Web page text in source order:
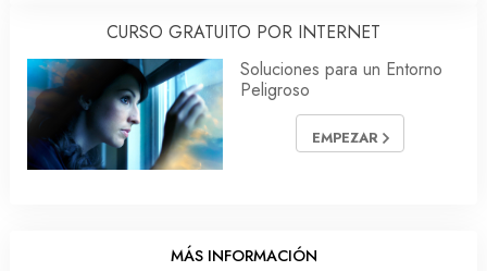
CURSO GRATUITO POR INTERNET
Soluciones para un Entorno
Peligroso
EMPEZAR
MÁS INFORMACIÓN